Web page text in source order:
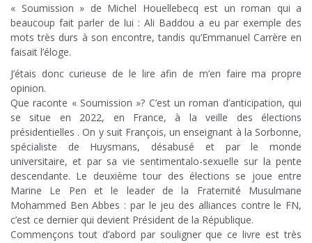
« Soumission » de Michel Houellebecq est un roman qui a
beaucoup fait parler de lui : Ali Baddou a eu par exemple des
mots très durs à son encontre, tandis qu’Emmanuel Carrère en
faisait l’éloge.
J’étais donc curieuse de le lire afin de m’en faire ma propre
opinion.
Que raconte « Soumission »? C’est un roman d’anticipation, qui
se situe en 2022, en France, à la veille des élections
présidentielles . On y suit François, un enseignant à la Sorbonne,
spécialiste de Huysmans, désabusé et par le monde
universitaire, et par sa vie sentimentalo-sexuelle sur la pente
descendante. Le deuxième tour des élections se joue entre
Marine Le Pen et le leader de la Fraternité Musulmane
Mohammed Ben Abbes : par le jeu des alliances contre le FN,
c’est ce dernier qui devient Président de la République.
Commençons tout d’abord par souligner que ce livre est très